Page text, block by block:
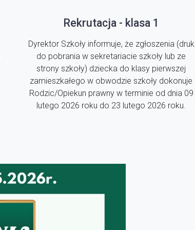
Rekrutacja - klasa 1
Dyrektor Szkoły informuje, że zgłoszenia (druk
do pobrania w sekretariacie szkoły lub ze
strony szkoły) dziecka do klasy pierwszej
zamieszkałego w obwodzie szkoły dokonuje
Rodzic/Opiekun prawny w terminie od dnia 09
lutego 2026 roku do 23 lutego 2026 roku.